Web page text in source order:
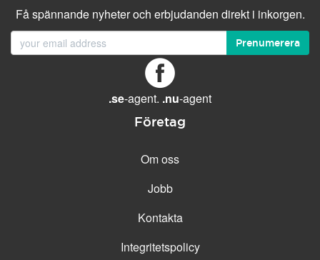
Få spännande nyheter och erbjudanden direkt i inkorgen.
Prenumerera
.se-agent. .nu-agent
Företag
Om oss
Jobb
Kontakta
Integritetspolicy